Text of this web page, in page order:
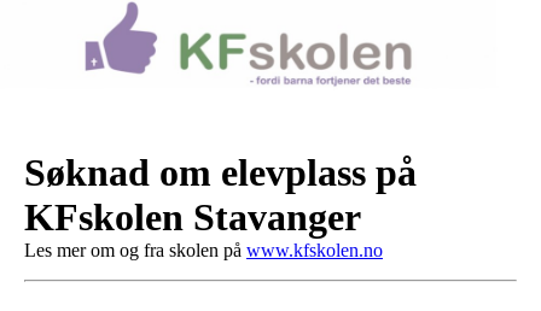
Søknad om elevplass på
KFskolen Stavanger
Les mer om og fra skolen på www.kfskolen.no